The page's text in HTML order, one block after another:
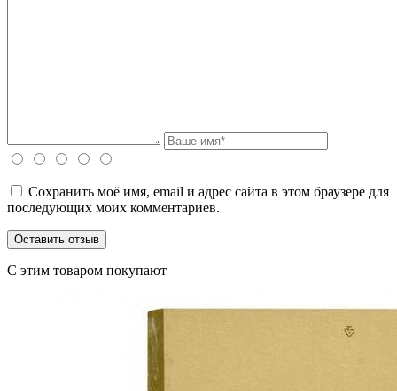
Сохранить моё имя, email и адрес сайта в этом браузере для
последующих моих комментариев.
C этим товаром покупают